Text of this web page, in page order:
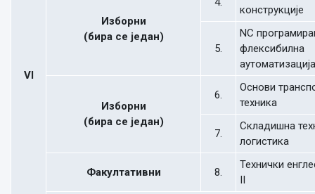
VI
Изборни
(бира се један)
конструкције
5.
NC
флексибилна
аутоматизација
Изборни
(бира се један)
6.
Основи
техника
7.
Складишна
логистика
Факултативни 8.
Технички
II